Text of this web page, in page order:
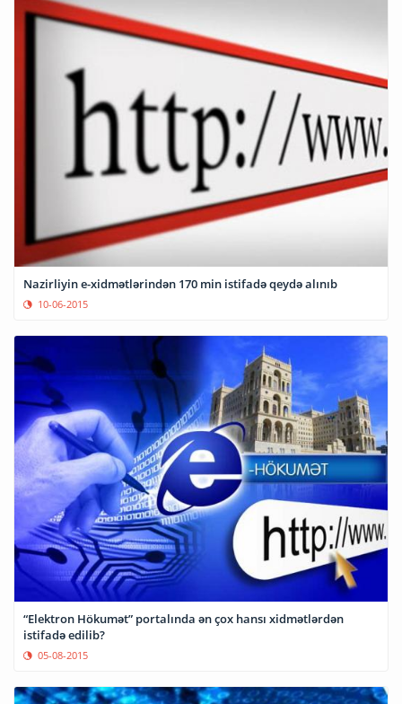
Nazirliyin e-xidmətlərindən 170 min istifadə qeydə alınıb
10-06-2015
“Elektron Hökumət” portalında ən çox hansı xidmətlərdən
istifadə edilib?
05-08-2015